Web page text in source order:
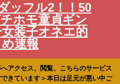
ッフル2！！50
ホモ童貞ギン
装子オネエ的
め速報
アクセス、閲覧、こちらのサービス
きています＞本日は足元が悪い中ご